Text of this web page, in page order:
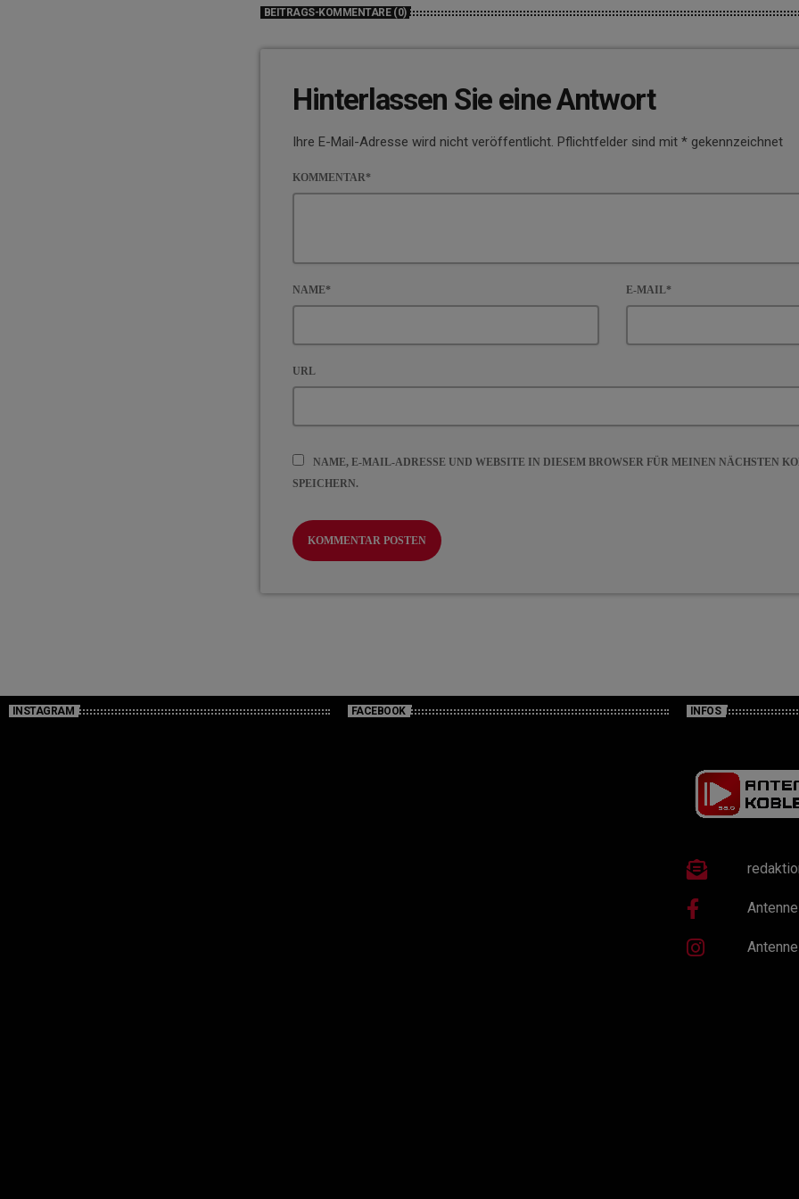
BEITRAGS-KOMMENTARE (0)
Hinterlassen Sie eine Antwort
Ihre E-Mail-Adresse wird nicht veröffentlicht. Pflichtfelder sind mit * gekennzeichnet
KOMMENTAR*
NAME* E-MAIL*
URL
NAME, E-MAIL-ADRESSE UND WEBSITE IN DIESEM BROWSER FÜR MEINEN NÄCHSTEN
SPEICHERN.
INSTAGRAM FACEBOOK INFOS